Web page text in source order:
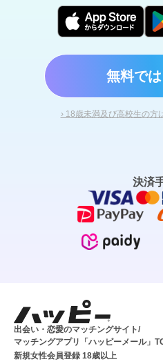
無料で
› 18歳未満及び高校生の方
決済
出会い・恋愛のマッチングサイト/
マッチングアプリ「ハッピーメール」
新規女性会員登録 18歳以上